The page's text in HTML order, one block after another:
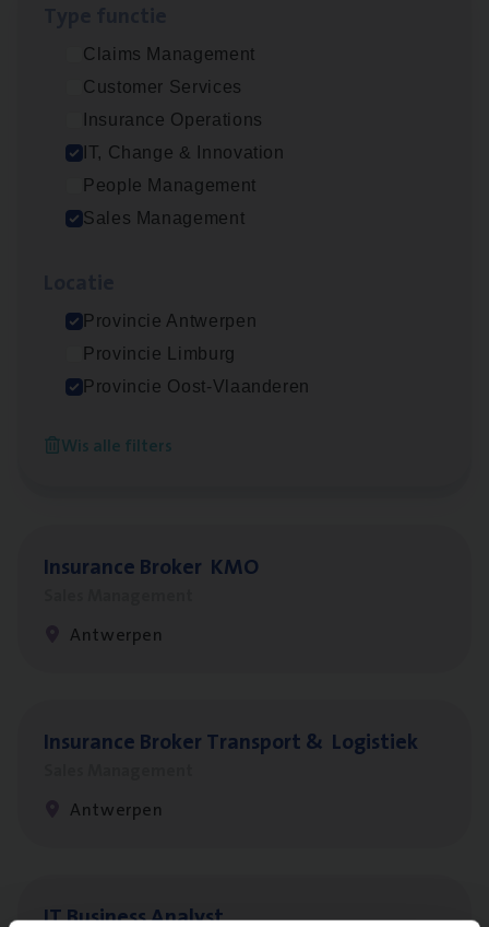
Claims Management
Customer Services
Insurance Operations
IT, Change & Innovation
People Management
Sales Management
Provincie Antwerpen
Provincie Limburg
Provincie Oost-Vlaanderen
Wis alle filters
(Agi­le)ITPro­ject Manager
IT, Change & Innovation
Antwerpen
Busi­ness Mana­ger Mari­ne Cargo
Cor­po­ra­te Insu­ran­ce Bro­ker Property
Antwerpen
Insu­ran­ce Bro­ker KMO
Antwerpen
Insu­ran­ce Bro­ker Trans­port& Logistiek
Antwerpen
ITBusi­ness Analyst